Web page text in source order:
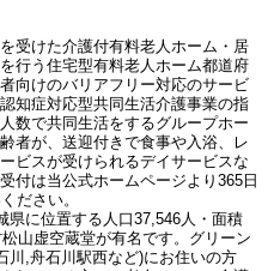
受けた介護付有料老人ホーム・居
行う住宅型有料老人ホーム都道府
向けのバリアフリー対応のサービ
知症対応型共同生活介護事業の指
数で共同生活をするグループホー
者が、送迎付きで食事や入浴、レ
ビスが受けられるデイサービスな
付は当公式ホームページより365日
ださい。
県に位置する人口37,546人・面積
山虚空蔵堂が有名です。グリーン
川,舟石川駅西など)にお住いの方